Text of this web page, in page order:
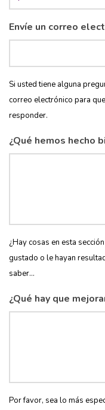
Envíe un correo
Si usted tiene alguna
correo electrónico para
responder.
¿Qué hemos hecho
¿Hay cosas en esta
gustado o le hayan
saber...
¿Qué hay que
Por favor, sea lo más